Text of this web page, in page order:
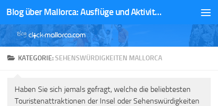
Zum Inhalt springen Blog über Mallorca: Ausflüge und Aktivitäten
KATEGORIE:SEHENSWÜRDIGKEITEN MALLORCA
Haben Sie sich jemals gefragt, welche die beliebtesten
Touristenattraktionen der Insel oder Sehenswürdigkeiten